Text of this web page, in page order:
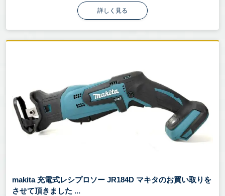
詳しく見る
makita 充電式レシプロソー JR184D マキタのお買い取りを
させて頂きました ...